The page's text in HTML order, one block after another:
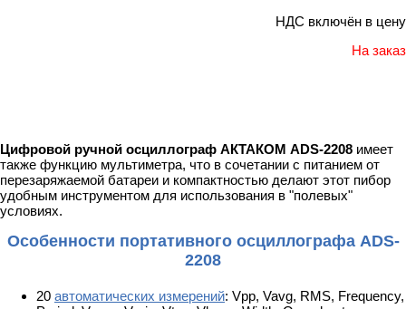
НДС включён в цену
На заказ
Цифровой ручной осциллограф АКТАКОМ ADS-2208 имеет
также функцию мультиметра, что в сочетании с питанием от
перезаряжаемой батареи и компактностью делают этот пибор
удобным инструментом для использования в "полевых"
условиях.
Особенности портативного осциллографа ADS-
2208
20 автоматических измерений: Vpp, Vavg, RMS, Frequency,